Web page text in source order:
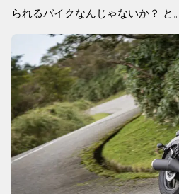
られるバイクなんじゃないか？ と。